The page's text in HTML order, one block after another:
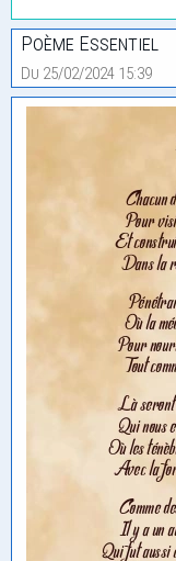
Poème Essentiel
Du 25/02/2024 15:39